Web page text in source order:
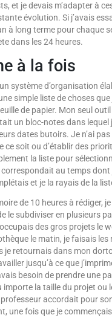
et je devais m’adapter à
évolution. Si j’avais
à long terme pour chaque
dans les 24 heures.
à la fois
système d’organisation
simple liste de choses que
de papier. Mon seul outil
un bloc-notes dans
dates butoirs. Je n’ai pas
ce soit ou d’établir des
la liste pour
au temps dont
et je la rayais de la
de 10 heures à rédiger,
le subdiviser en plusieurs
des gros projets le
le matin, je faisais les
je retournais dans mon
jusqu’à ce que
besoin de prendre une
importe la taille du projet ou
professeur accordait pour
une fois que je